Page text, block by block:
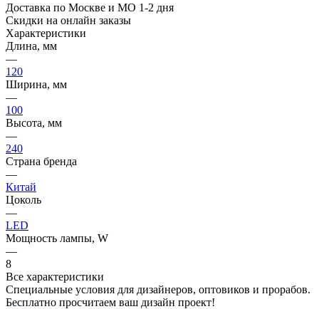
Доставка по Москве и МО 1-2 дня
Скидки на онлайн заказы
Характеристики
Длина, мм
—
120
Ширина, мм
—
100
Высота, мм
—
240
Страна бренда
—
Китай
Цоколь
—
LED
Мощность лампы, W
—
8
Все характеристики
Специальные условия для дизайнеров, оптовиков и прорабов.
Бесплатно просчитаем ваш дизайн проект!